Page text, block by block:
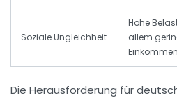
Soziale Ungleichheit
Hohe
allem
Einkommen
Die Herausforderung für